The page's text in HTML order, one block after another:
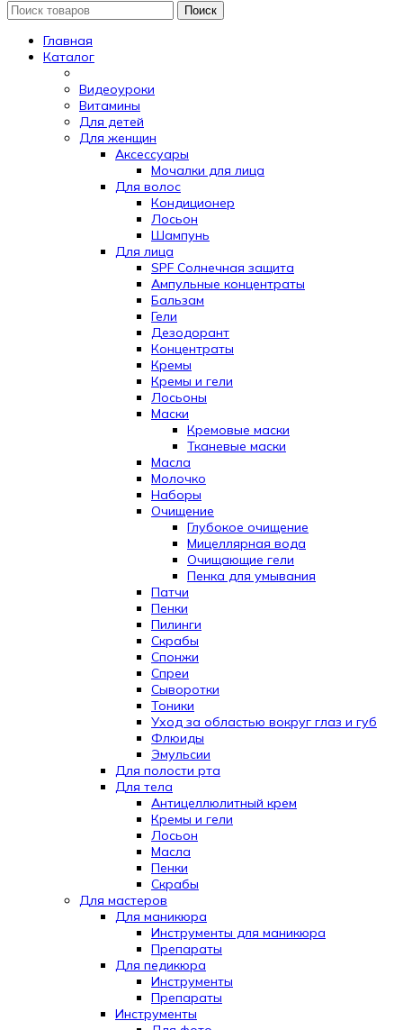
Поиск
Главная
Каталог
Видеоуроки
Витамины
Для детей
Для женщин
Аксессуары
Мочалки для лица
Для волос
Кондиционер
Лосьон
Шампунь
Для лица
SPF Солнечная защита
Ампульные концентраты
Бальзам
Гели
Дезодорант
Концентраты
Кремы
Кремы и гели
Лосьоны
Маски
Кремовые маски
Тканевые маски
Масла
Молочко
Наборы
Очищение
Глубокое очищение
Мицеллярная вода
Очищающие гели
Пенка для умывания
Патчи
Пенки
Пилинги
Скрабы
Спонжи
Спреи
Сыворотки
Тоники
Уход за областью вокруг глаз и губ
Флюиды
Эмульсии
Для полости рта
Для тела
Антицеллюлитный крем
Кремы и гели
Лосьон
Масла
Пенки
Скрабы
Для мастеров
Для маникюра
Инструменты для маникюра
Препараты
Для педикюра
Инструменты
Препараты
Инструменты